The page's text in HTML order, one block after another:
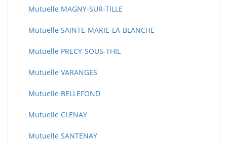
Mutuelle MAGNY-SUR-TILLE
Mutuelle SAINTE-MARIE-LA-BLANCHE
Mutuelle PRECY-SOUS-THIL
Mutuelle VARANGES
Mutuelle BELLEFOND
Mutuelle CLENAY
Mutuelle SANTENAY